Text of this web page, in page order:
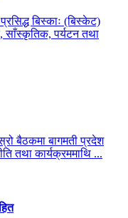
बिस्काः (बिस्केट)
साँस्कृतिक, पर्यटन तथा
बैठकमा बागमती प्रदेश
तथा कार्यक्रममाथि ...